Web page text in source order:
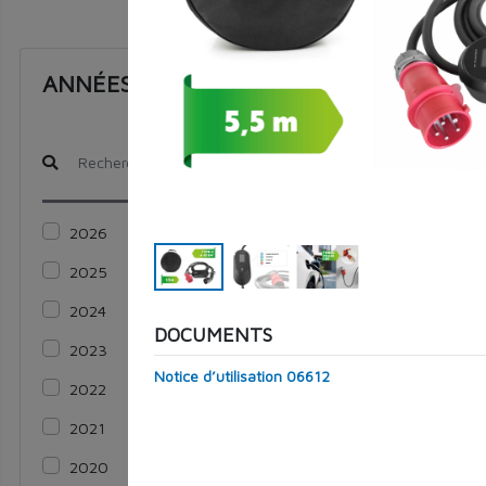
ANNÉES
2026
2025
2024
2023
2022
2021
2020
07452
DOCUMENTS
Notice d’utilisation 06612